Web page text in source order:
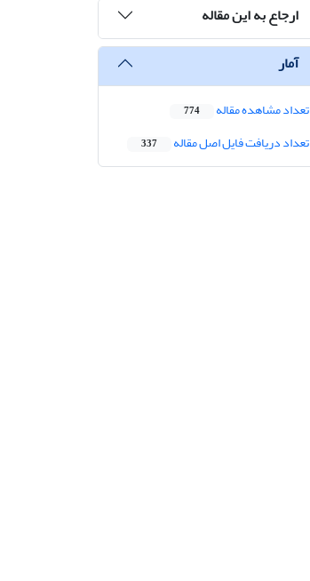
ارجاع به این مقاله
آمار
تعداد مشاهده مقاله 774
تعداد دریافت فایل اصل مقاله 337